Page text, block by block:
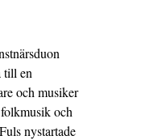
till en
och musiker
och
nystartade